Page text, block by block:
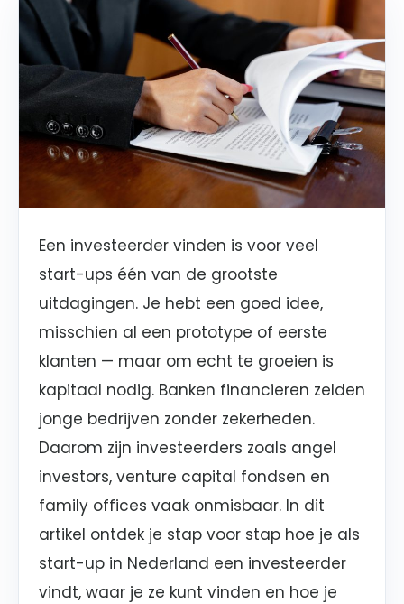
Een investeerder vinden is voor veel
start-ups één van de grootste
uitdagingen. Je hebt een goed idee,
misschien al een prototype of eerste
klanten — maar om echt te groeien is
kapitaal nodig. Banken financieren zelden
jonge bedrijven zonder zekerheden.
Daarom zijn investeerders zoals angel
investors, venture capital fondsen en
family offices vaak onmisbaar. In dit
artikel ontdek je stap voor stap hoe je als
start-up in Nederland een investeerder
vindt, waar je ze kunt vinden en hoe je